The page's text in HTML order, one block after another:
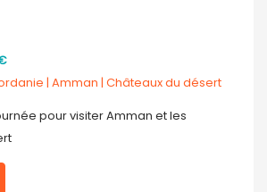
| Amman | Châteaux du désert
pour visiter Amman et les